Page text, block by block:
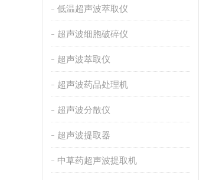
低温超声波萃取仪
超声波细胞破碎仪
超声波萃取仪
超声波药品处理机
超声波分散仪
超声波提取器
中草药超声波提取机